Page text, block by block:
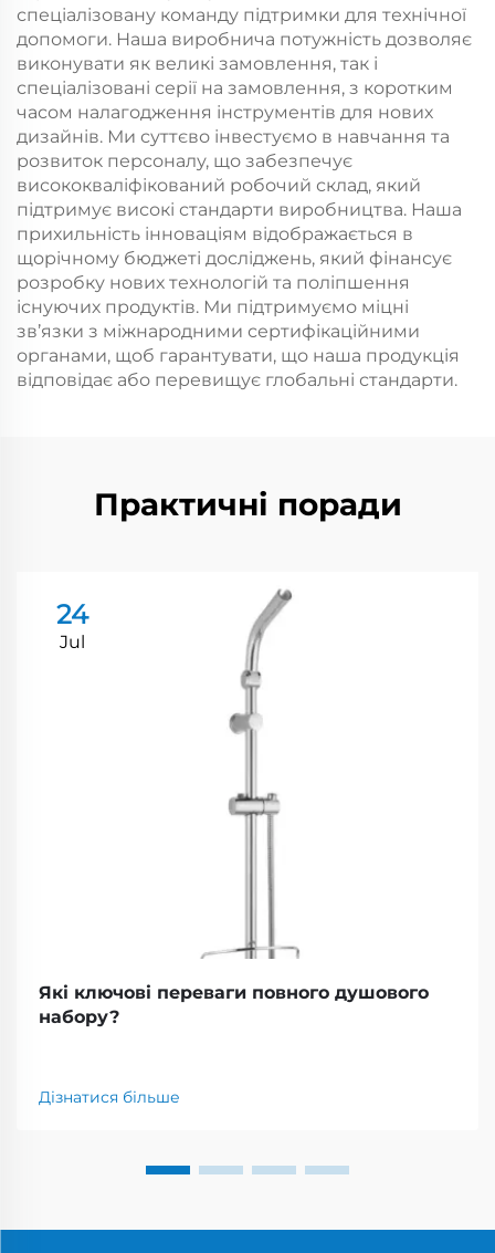
спеціалізовану команду підтримки для технічної
допомоги. Наша виробнича потужність дозволяє
виконувати як великі замовлення, так і
спеціалізовані серії на замовлення, з коротким
часом налагодження інструментів для нових
дизайнів. Ми суттєво інвестуємо в навчання та
розвиток персоналу, що забезпечує
висококваліфікований робочий склад, який
підтримує високі стандарти виробництва. Наша
прихильність інноваціям відображається в
щорічному бюджеті досліджень, який фінансує
розробку нових технологій та поліпшення
існуючих продуктів. Ми підтримуємо міцні
зв’язки з міжнародними сертифікаційними
органами, щоб гарантувати, що наша продукція
відповідає або перевищує глобальні стандарти.
Практичні поради
24
Jul
Які ключові переваги повного душового
набору?
Дізнатися більше